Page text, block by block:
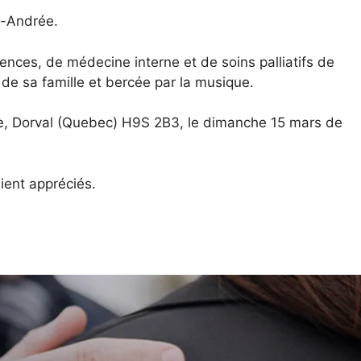
Andrée.
de médecine interne et de soins palliatifs de
sa famille et bercée par la musique.
(Quebec) H9S 2B3, le dimanche 15 mars de
appréciés.